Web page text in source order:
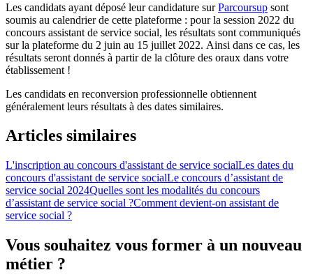
Les candidats ayant déposé leur candidature surParcoursup sont
soumis au calendrier de cette plateforme : pour la session 2022 du
concours assistant de service social, les résultats sont communiqués
sur la plateforme du 2 juin au 15 juillet 2022. Ainsi dans ce cas, les
résultats seront donnés à partir de la clôture des oraux dans votre
établissement !
Les candidats en reconversion professionnelle obtiennent
généralement leurs résultats à des dates similaires.
Articles similaires
L'inscription au concours d'assistant de service socialLes dates du
concours d'assistant de service socialLe concours d’assistant de
service social 2024Quelles sont les modalités du concours
d’assistant de service social ?Comment devient-on assistant de
service social ?
Vous souhaitez vous former à un nouveau
métier ?